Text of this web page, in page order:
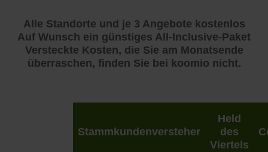
Alle Standorte und je 3 Angebote kostenlos
Auf Wunsch ein günstiges All-Inclusive-Paket
Versteckte Kosten, die Sie am Monatsende
überraschen, finden Sie bei koomio nicht.
Stammkundenversteher
Held
des
Viertels